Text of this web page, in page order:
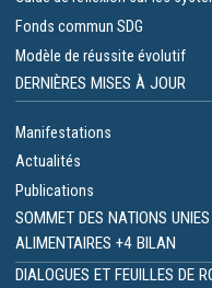
Fonds commun SDG
Modèle de réussite évolutif
DERNIÈRES MISES À JOUR
Manifestations
Actualités
Publications
SOMMET DES NATIONS
ALIMENTAIRES +4 BILAN
DIALOGUES ET FEUILLES DE